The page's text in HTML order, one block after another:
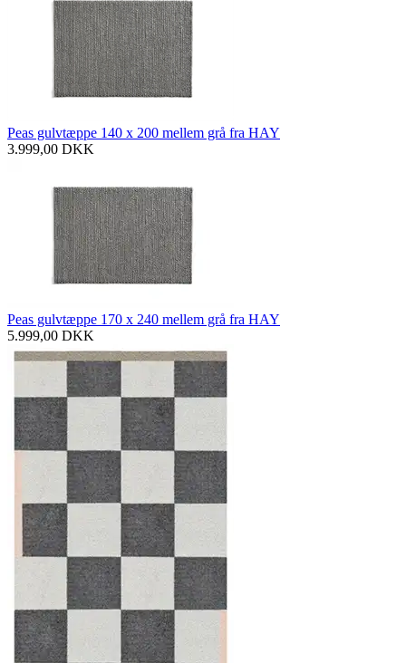
Peas gulvtæppe 140 x 200 mellem grå fra HAY
3.999,00 DKK
Peas gulvtæppe 170 x 240 mellem grå fra HAY
5.999,00 DKK